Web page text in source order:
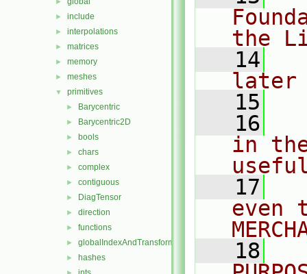
► include
► interpolations
► matrices
► memory
► meshes
▼ primitives
► Barycentric
► Barycentric2D
► bools
► chars
► complex
► contiguous
► DiagTensor
► direction
► functions
► globalIndexAndTransform
► hashes
the
   14
later
   15
   16
in
   17
even
   18